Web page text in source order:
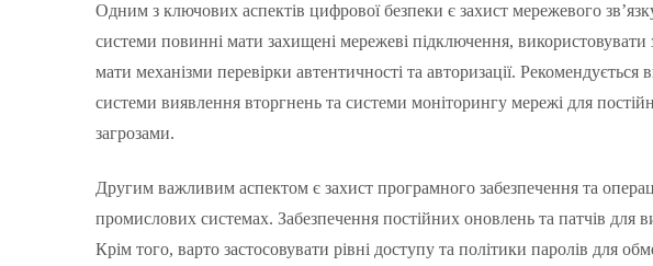
Одним з ключових аспектів цифрової безпеки є захист мережевого
системи повинні мати захищені мережеві підключення, використовувати
мати механізми перевірки автентичності та авторизації. Рекомендується
системи виявлення вторгнень та системи моніторингу мережі для
загрозами.
Другим важливим аспектом є захист програмного забезпечення та
промислових системах. Забезпечення постійних оновлень та патчів для
Крім того, варто застосовувати рівні доступу та політики паролів для